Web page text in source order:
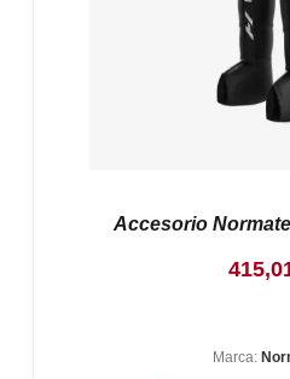
Accesorio
Marca: